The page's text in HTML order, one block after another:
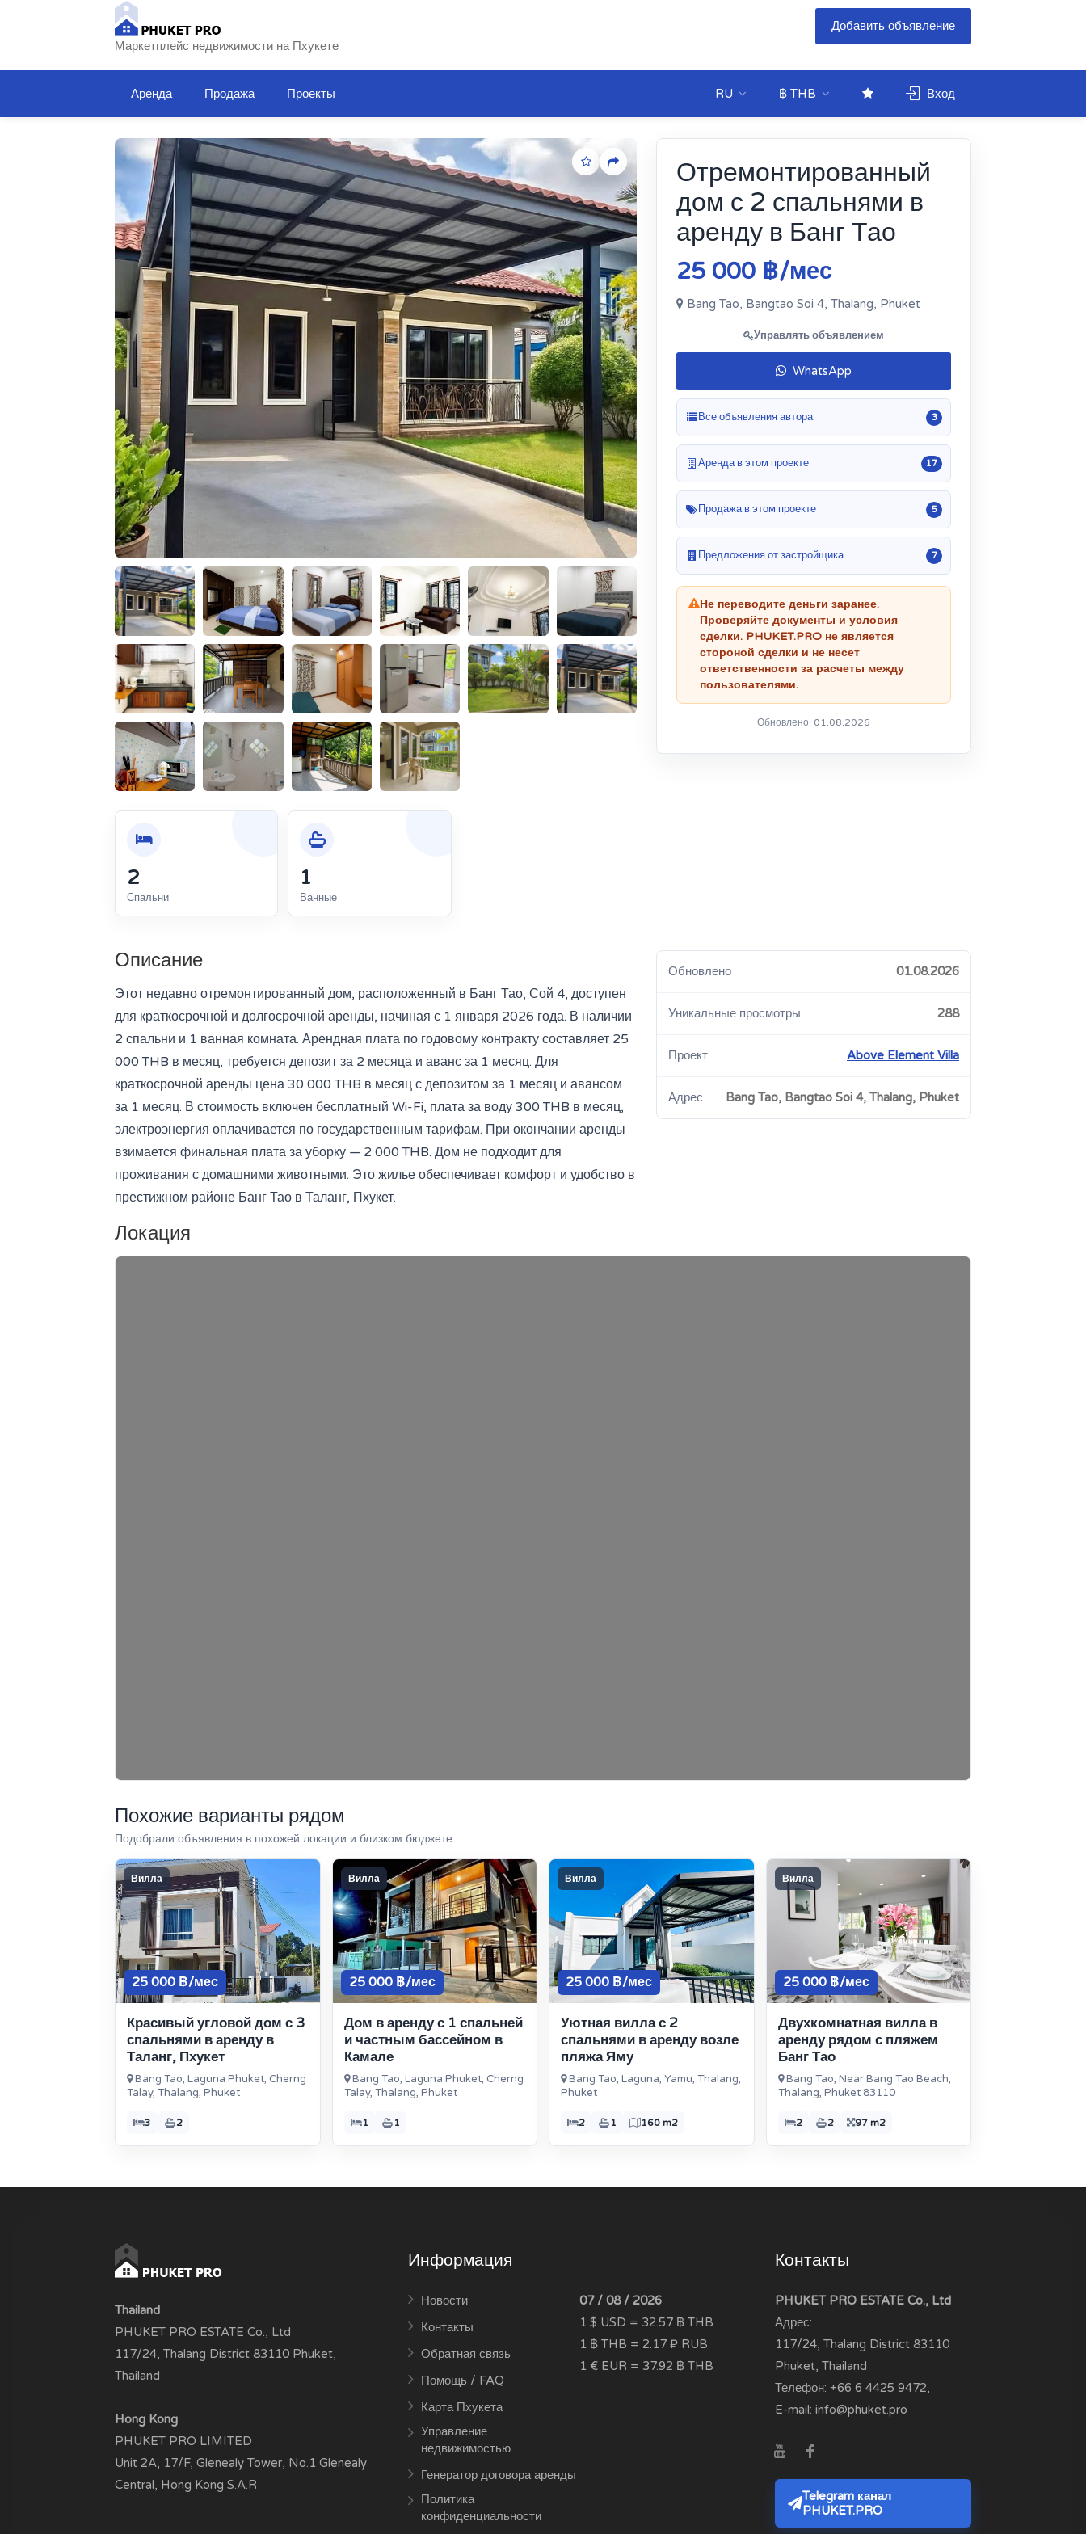
Маркетплейс недвижимости на Пхукете
Добавить объявление
Аренда Продажа Проекты Вход
฿ THB
RU
Отремонтированный
дом с 2 спальнями в
аренду в Банг Тао
25 000 ฿/мес
Bang Tao, Bangtao Soi 4, Thalang, Phuket
Управлять объявлением
WhatsApp
Все объявления автора 3
Аренда в этом проекте 17
Продажа в этом проекте 5
Предложения от застройщика 7
Не переводите деньги заранее.
Проверяйте документы и условия
сделки. PHUKET.PRO не является
стороной сделки и не несет
ответственности за расчеты между
пользователями.
Обновлено: 01.08.2026
2
Спальни
1
Ванные
Описание
Этот недавно отремонтированный дом, расположенный в Банг Тао, Сой 4, доступен
для краткосрочной и долгосрочной аренды, начиная с 1 января 2026 года. В наличии
2 спальни и 1 ванная комната. Арендная плата по годовому контракту составляет 25
000 THB в месяц, требуется депозит за 2 месяца и аванс за 1 месяц. Для
краткосрочной аренды цена 30 000 THB в месяц с депозитом за 1 месяц и авансом
за 1 месяц. В стоимость включен бесплатный Wi-Fi, плата за воду 300 THB в месяц,
электроэнергия оплачивается по государственным тарифам. При окончании аренды
взимается финальная плата за уборку — 2 000 THB. Дом не подходит для
проживания с домашними животными. Это жилье обеспечивает комфорт и удобство в
престижном районе Банг Тао в Таланг, Пхукет.
Обновлено 01.08.2026
Уникальные просмотры 288
Проект Above Element Villa
Адрес Bang Tao, Bangtao Soi 4, Thalang, Phuket
Локация
Похожие варианты рядом
Подобрали объявления в похожей локации и близком бюджете.
Вилла
25 000 ฿/мес
Красивый угловой дом с 3
спальнями в аренду в
Таланг, Пхукет
Bang Tao, Laguna Phuket, Cherng
Talay, Thalang, Phuket
3 2
Вилла
25 000 ฿/мес
Дом в аренду с 1 спальней
и частным бассейном в
Камале
Bang Tao, Laguna Phuket, Cherng
Talay, Thalang, Phuket
1 1
Вилла
25 000 ฿/мес
Уютная вилла с 2
спальнями в аренду возле
пляжа Яму
Bang Tao, Laguna, Yamu, Thalang,
Phuket
2 1 160 m2
Вилла
25 000 ฿/мес
Двухкомнатная вилла в
аренду рядом с пляжем
Банг Тао
Bang Tao, Near Bang Tao Beach,
Thalang, Phuket 83110
2 2 97 m2
Thailand
PHUKET PRO ESTATE Co., Ltd
117/24, Thalang District 83110 Phuket,
Thailand
Hong Kong
PHUKET PRO LIMITED
Unit 2A, 17/F, Glenealy Tower, No.1 Glenealy
Central, Hong Kong S.A.R
Информация
Новости
Контакты
Обратная связь
Помощь / FAQ
Карта Пхукета
Управление
недвижимостью
Генератор договора аренды
Политика
конфиденциальности
07 / 08 / 2026
1 $ USD = 32.57 ฿ THB
1 ฿ THB = 2.17 ₽ RUB
1 € EUR = 37.92 ฿ THB
Контакты
PHUKET PRO ESTATE Co., Ltd
Адрес:
117/24, Thalang District 83110
Phuket, Thailand
Телефон:+66 6 4425 9472,
E-mail:info@phuket.pro
Telegram канал
PHUKET.PRO